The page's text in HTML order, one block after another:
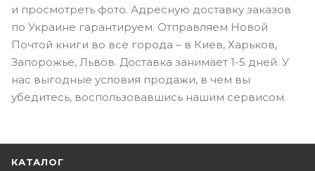
и просмотреть фото. Адресную доставку заказов
по Украине гарантируем. Отправляем Новой
Почтой книги во все города – в Киев, Харьков,
Запорожье, Львов. Доставка занимает 1-5 дней. У
нас выгодные условия продажи, в чем вы
убедитесь, воспользовавшись нашим сервисом.
КАТАЛОГ